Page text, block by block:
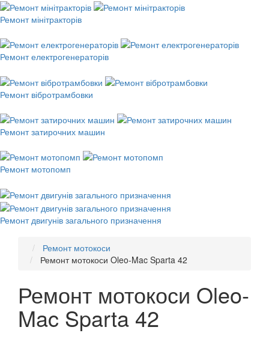
Ремонт мінітракторів
Ремонт електрогенераторів
Ремонт вібротрамбовки
Ремонт затирочних машин
Ремонт мотопомп
Ремонт двигунів загального призначення
Ремонт мотокоси
Ремонт мотокоси Oleo-Mac Sparta 42
Ремонт мотокоси Oleo-
Mac Sparta 42